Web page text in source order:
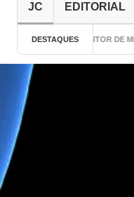
JC EDITORIAL
DESTAQUES
O ESCRITOR DE MIL